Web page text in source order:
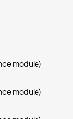
module)
module)